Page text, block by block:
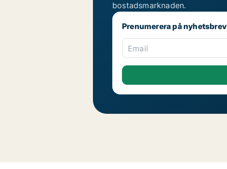
bostadsmarknaden.
Prenumerera på nyhetsbrev
Email